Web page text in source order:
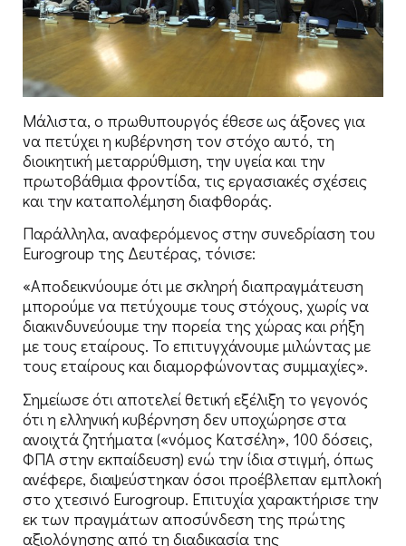
Μάλιστα, ο πρωθυπουργός έθεσε ως άξονες για
να πετύχει η κυβέρνηση τον στόχο αυτό, τη
διοικητική μεταρρύθμιση, την υγεία και την
πρωτοβάθμια φροντίδα, τις εργασιακές σχέσεις
και την καταπολέμηση διαφθοράς.
Παράλληλα, αναφερόμενος στην συνεδρίαση του
Eurogroup της Δευτέρας, τόνισε:
«Αποδεικνύουμε ότι με σκληρή διαπραγμάτευση
μπορούμε να πετύχουμε τους στόχους, χωρίς να
διακινδυνεύουμε την πορεία της χώρας και ρήξη
με τους εταίρους. Το επιτυγχάνουμε μιλώντας με
τους εταίρους και διαμορφώνοντας συμμαχίες».
Σημείωσε ότι αποτελεί θετική εξέλιξη το γεγονός
ότι η ελληνική κυβέρνηση δεν υποχώρησε στα
ανοιχτά ζητήματα («νόμος Κατσέλη», 100 δόσεις,
ΦΠΑ στην εκπαίδευση) ενώ την ίδια στιγμή, όπως
ανέφερε, διαψεύστηκαν όσοι προέβλεπαν εμπλοκή
στο χτεσινό Eurogroup. Επιτυχία χαρακτήρισε την
εκ των πραγμάτων αποσύνδεση της πρώτης
αξιολόγησης από τη διαδικασία της